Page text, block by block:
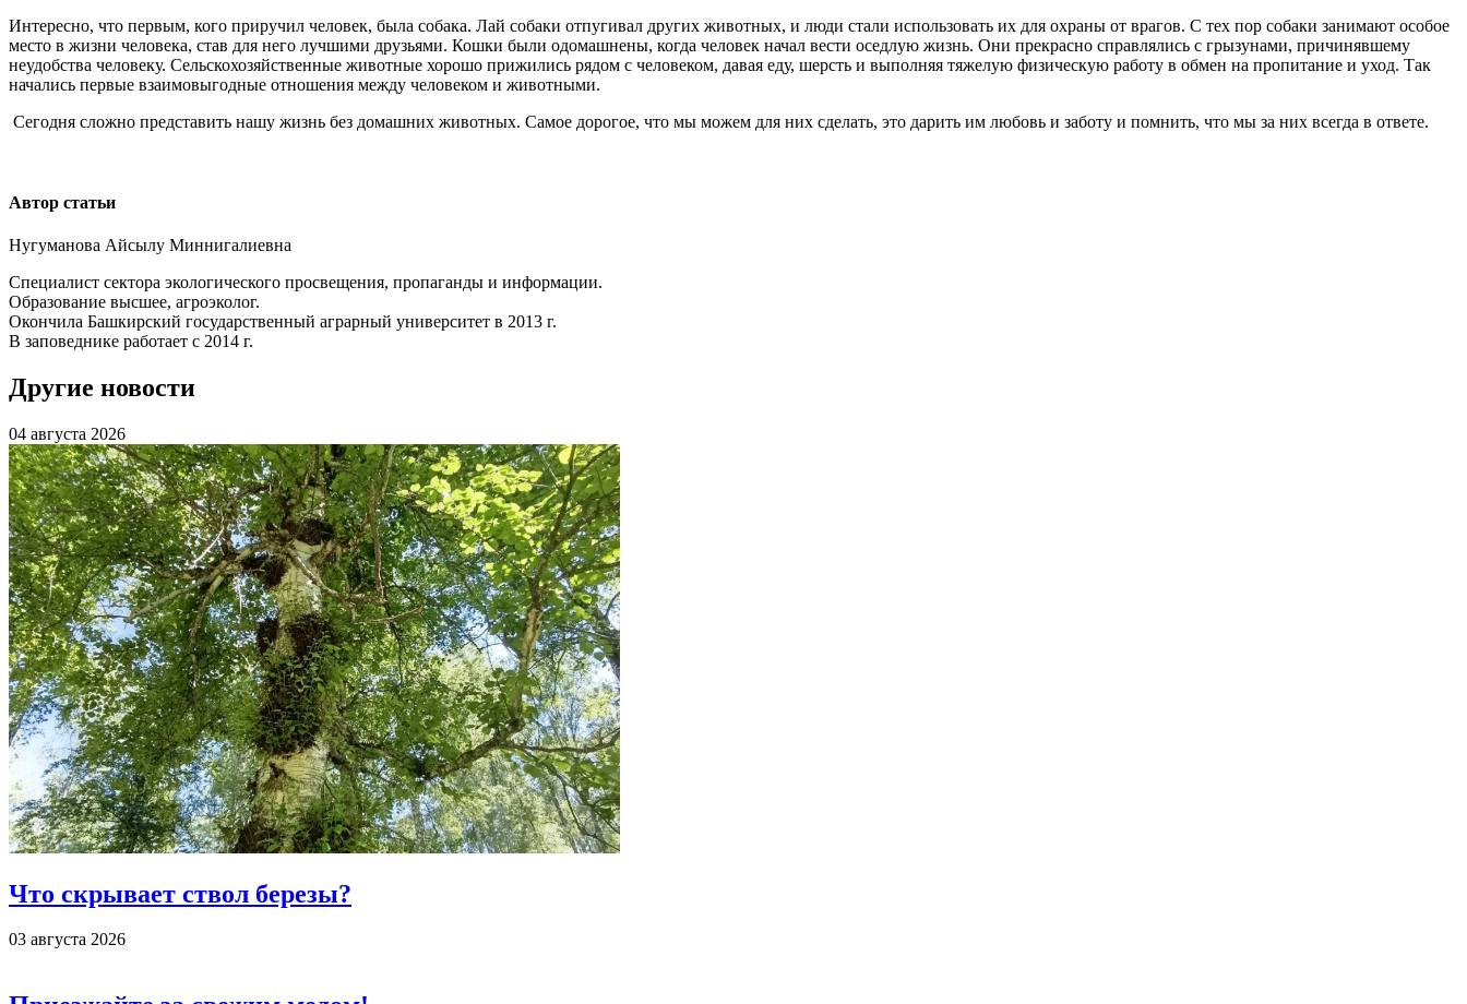
Интересно, что первым, кого приручил человек, была собака. Лай собаки отпугивал других животных, и люди стали использовать их для охраны от врагов. С тех пор собаки занимают особое
место в жизни человека, став для него лучшими друзьями. Кошки были одомашнены, когда человек начал вести оседлую жизнь. Они прекрасно справлялись с грызунами, причинявшему
неудобства человеку. Сельскохозяйственные животные хорошо прижились рядом с человеком, давая еду, шерсть и выполняя тяжелую физическую работу в обмен на пропитание и уход. Так
начались первые взаимовыгодные отношения между человеком и животными.
Сегодня сложно представить нашу жизнь без домашних животных. Самое дорогое, что мы можем для них сделать, это дарить им любовь и заботу и помнить, что мы за них всегда в ответе.
Автор статьи
Нугуманова Айсылу Миннигалиевна
Специалист сектора экологического просвещения, пропаганды и информации.
Образование высшее, агроэколог.
Окончила Башкирский государственный аграрный университет в 2013 г.
В заповеднике работает с 2014 г.
Другие новости
04 августа 2026
Что скрывает ствол березы?
03 августа 2026